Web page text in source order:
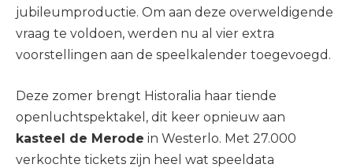
jubileumproductie. Om aan deze overweldigende
vraag te voldoen, werden nu al vier extra
voorstellingen aan de speelkalender toegevoegd.
Deze zomer brengt Historalia haar tiende
openluchtspektakel, dit keer opnieuw aan
kasteel de Merode in Westerlo. Met 27.000
verkochte tickets zijn heel wat speeldata